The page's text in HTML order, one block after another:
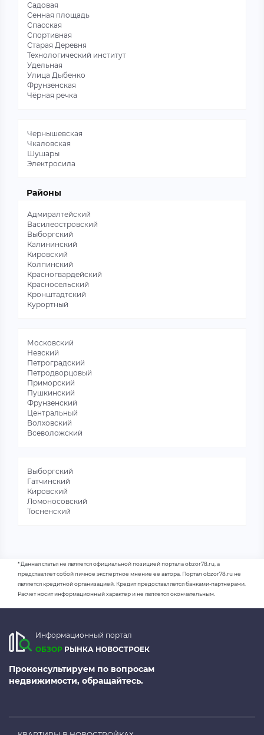
Садовая
Сенная площадь
Спасская
Спортивная
Старая Деревня
Технологический институт
Удельная
Улица Дыбенко
Фрунзенская
Чёрная речка
Чернышевская
Чкаловская
Шушары
Электросила
Районы
Адмиралтейский
Василеостровский
Выборгский
Калининский
Кировский
Колпинский
Красногвардейский
Красносельский
Кронштадтский
Курортный
Московский
Невский
Петроградский
Петродворцовый
Приморский
Пушкинский
Фрунзенский
Центральный
Волховский
Всеволожский
Выборгский
Гатчинский
Кировский
Ломоносовский
Тосненский
* Данная статья не является официальной позицией портала obzor78.ru, а
представляет собой личное экспертное мнение ее автора. Портал obzor78.ru не
является кредитной организацией. Кредит предоставляется банками-партнерами.
Расчет носит информационный характер и не является окончательным.
Информационный портал
ОБЗОР РЫНКА НОВОСТРОЕК
Проконсультируем по вопросам
недвижимости, обращайтесь.